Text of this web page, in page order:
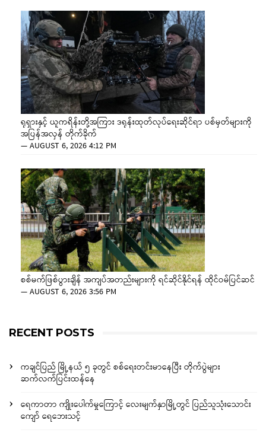
ရုရှားနှင့် ယူကရိန်းတို့အကြား ဒရုန်းထုတ်လုပ်ရေးဆိုင်ရာ ပစ်မှတ်များကို
အပြန်အလှန် တိုက်ခိုက်
—AUGUST 6, 2026 4:12 PM
စစ်မက်ဖြစ်ပွားချိန် အကျပ်အတည်းများကို ရင်ဆိုင်နိုင်ရန် ထိုင်ဝမ်ပြင်ဆင်
—AUGUST 6, 2026 3:56 PM
RECENT POSTS
ကချင်ပြည် မြို့နယ် ၅ ခုတွင် စစ်ရေးတင်းမာနေပြီး တိုက်ပွဲများ
ဆက်လက်ပြင်းထန်နေ
ရေကာတာ ကျိုးပေါက်မှုကြောင့် လေးမျက်နှာမြို့တွင် ပြည်သူသုံးသောင်း
ကျော် ရေဘေးသင့်